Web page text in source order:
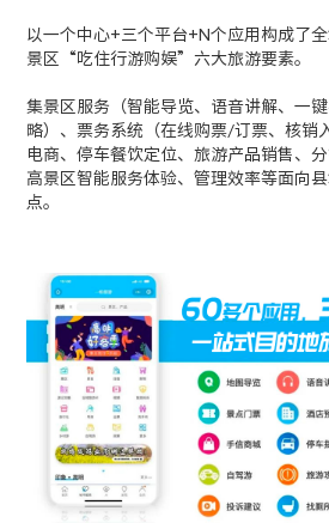
以一个中心+三个平台+N个应用构成了
景区“吃住行游购娱”六大旅游要素。
集景区服务（智能导览、语音讲解、一
略）、票务系统（在线购票/订票、核销
电商、停车餐饮定位、旅游产品销售、
高景区智能服务体验、管理效率等面向
点。